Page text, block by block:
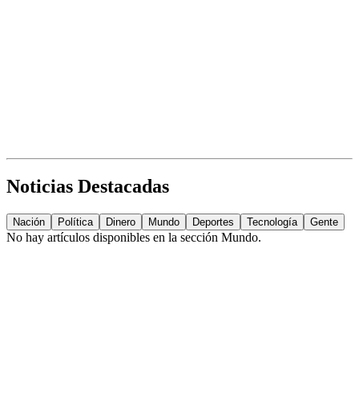
Noticias Destacadas
Nación Política Dinero Mundo Deportes Tecnología Gente
No hay artículos disponibles en la sección Mundo.